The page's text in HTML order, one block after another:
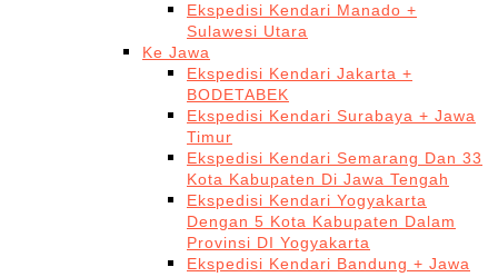
Ekspedisi Kendari Manado +
Sulawesi Utara
Ke Jawa
Ekspedisi Kendari Jakarta +
BODETABEK
Ekspedisi Kendari Surabaya + Jawa
Timur
Ekspedisi Kendari Semarang Dan 33
Kota Kabupaten Di Jawa Tengah
Ekspedisi Kendari Yogyakarta
Dengan 5 Kota Kabupaten Dalam
Provinsi DI Yogyakarta
Ekspedisi Kendari Bandung + Jawa